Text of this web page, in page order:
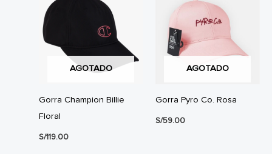
AGOTADO
Gorra Champion Billie
Floral
S/119.00
AGOTADO
Gorra Pyro Co. Rosa
S/59.00